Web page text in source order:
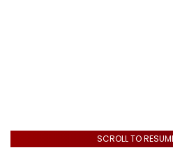
SCROLL TO